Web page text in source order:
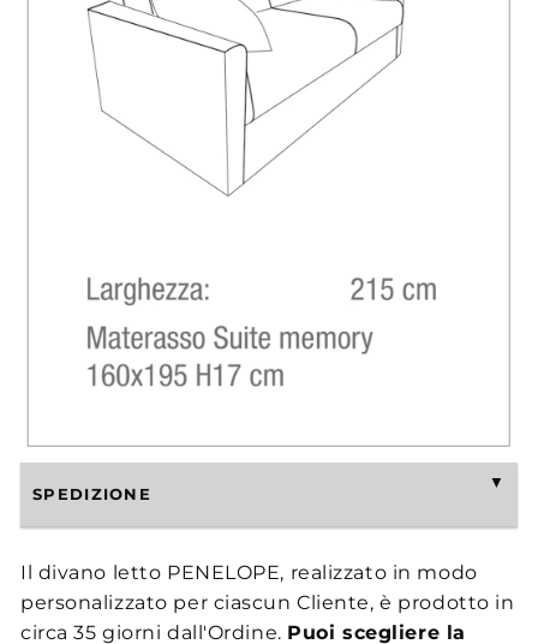
SPEDIZIONE
Il divano letto PENELOPE, realizzato in modo
personalizzato per ciascun Cliente, è prodotto in
circa 35 giorni dall'Ordine. Puoi scegliere la